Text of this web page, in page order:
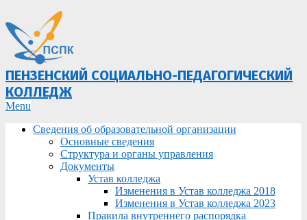
ПЕНЗЕНСКИЙ СОЦИАЛЬНО-ПЕДАГОГИЧЕСКИЙ
КОЛЛЕДЖ
Primary
Menu
Menu
Сведения об образовательной организации
Основные сведения
Структура и органы управления
Документы
Устав колледжа
Изменения в Устав колледжа 2018
Изменения в Устав колледжа 2023
Правила внутреннего распорядка